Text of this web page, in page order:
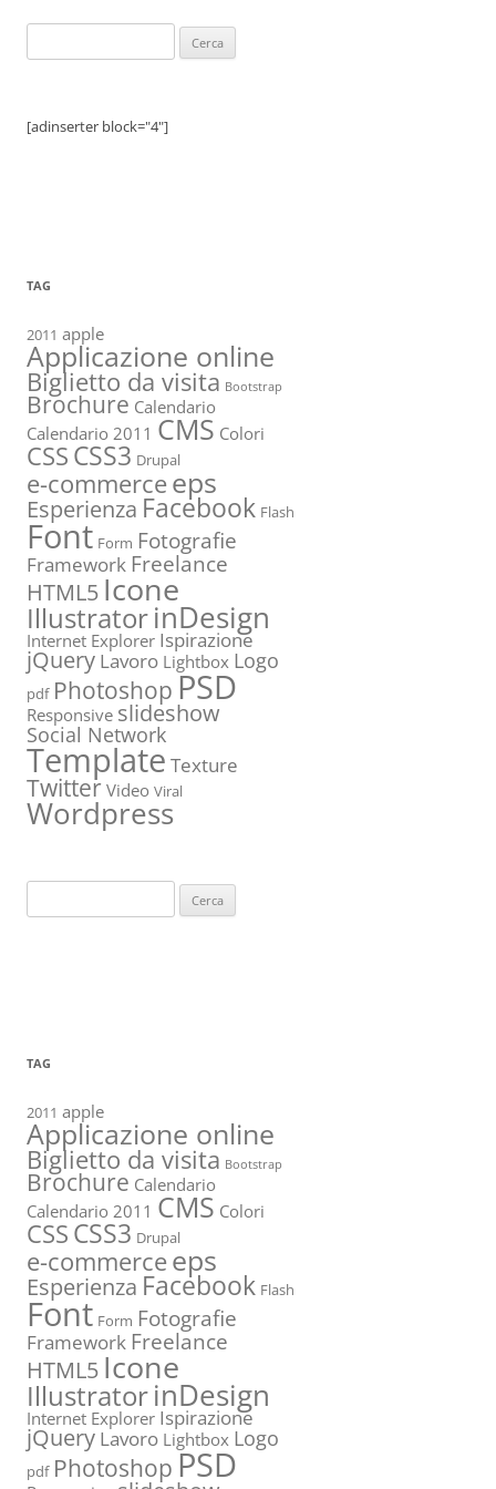
per:
[adinserter block="4"]
TAG
2011 apple
Applicazione online
Biglietto da visita Bootstrap
Brochure Calendario
Calendario 2011 CMS Colori
CSSCSS3 Drupal
e-commerceeps
Esperienza Facebook Flash
Font Form Fotografie
Framework Freelance
HTML5 Icone
IllustratorinDesign
Internet Explorer Ispirazione
jQuery Lavoro Lightbox Logo
pdf PhotoshopPSD
Responsive slideshow
Social Network
Template Texture
TwitterVideo Viral
Wordpress
per:
TAG
2011 apple
Applicazione online
Biglietto da visita Bootstrap
Brochure Calendario
Calendario 2011 CMS Colori
CSSCSS3 Drupal
e-commerceeps
Esperienza Facebook Flash
Font Form Fotografie
Framework Freelance
HTML5 Icone
IllustratorinDesign
Internet Explorer Ispirazione
jQuery Lavoro Lightbox Logo
pdf PhotoshopPSD